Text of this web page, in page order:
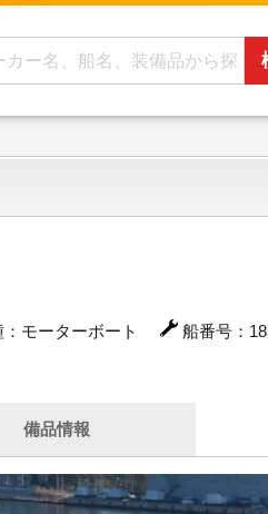
：モーターボート 船番号：
備品情報